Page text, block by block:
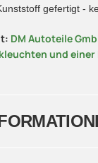
gefertigt -
DM Autoteile
und einer